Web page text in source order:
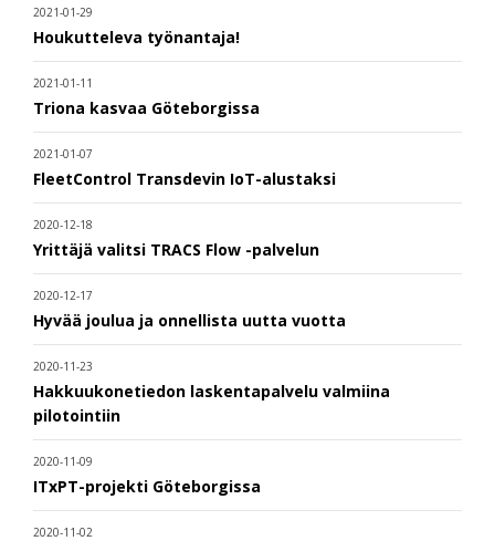
2021-01-29
Houkutteleva työnantaja!
2021-01-11
Triona kasvaa Göteborgissa
2021-01-07
FleetControl Transdevin IoT-alustaksi
2020-12-18
Yrittäjä valitsi TRACS Flow -palvelun
2020-12-17
Hyvää joulua ja onnellista uutta vuotta
2020-11-23
Hakkuukonetiedon laskentapalvelu valmiina
pilotointiin
2020-11-09
ITxPT-projekti Göteborgissa
2020-11-02